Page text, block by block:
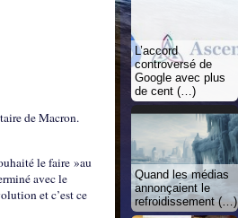
de Macron.
le faire »au
avec le
et c’est ce
L’accord
controversé de
Google avec plus
de cent (…)
Quand les médias
annonçaient le
refroidissement (…)